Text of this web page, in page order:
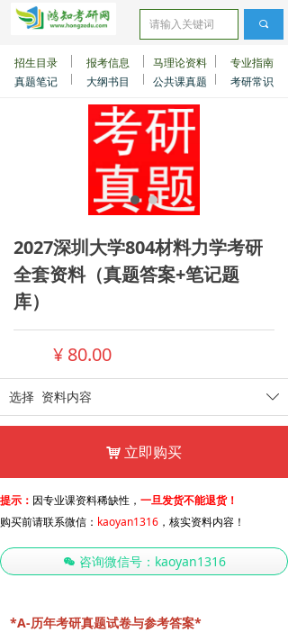
真题笔记 大纲书目 公共课真题 考研常识
招生目录 报考信息 马理论资料 专业指南
끠
2027深圳大学804材料力学考研
全套资料（真题答案+笔记题
库）
ꄳ
选择 资料内容
¥ 80.00
낙 立即购买
*A-历年考研真题试卷与参考答案*
提示： 因专业课资料稀缺性， 一旦发货不能退货！
购买前请联系微信： kaoyan1316 ，核实资料内容！
너 咨询微信号：kaoyan1316